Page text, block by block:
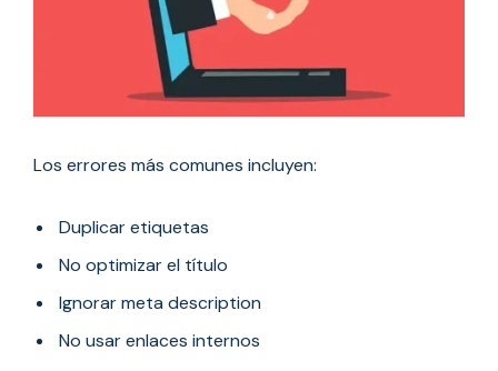
Los errores más comunes incluyen:
Duplicar etiquetas
No optimizar el título
Ignorar meta description
No usar enlaces internos